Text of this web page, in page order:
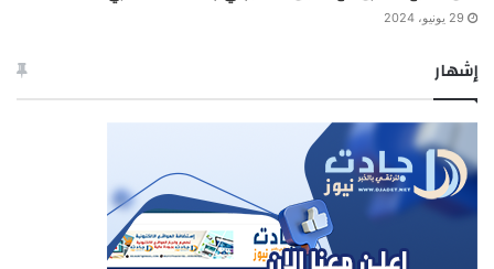
29 يونيو، 2024
إشهار